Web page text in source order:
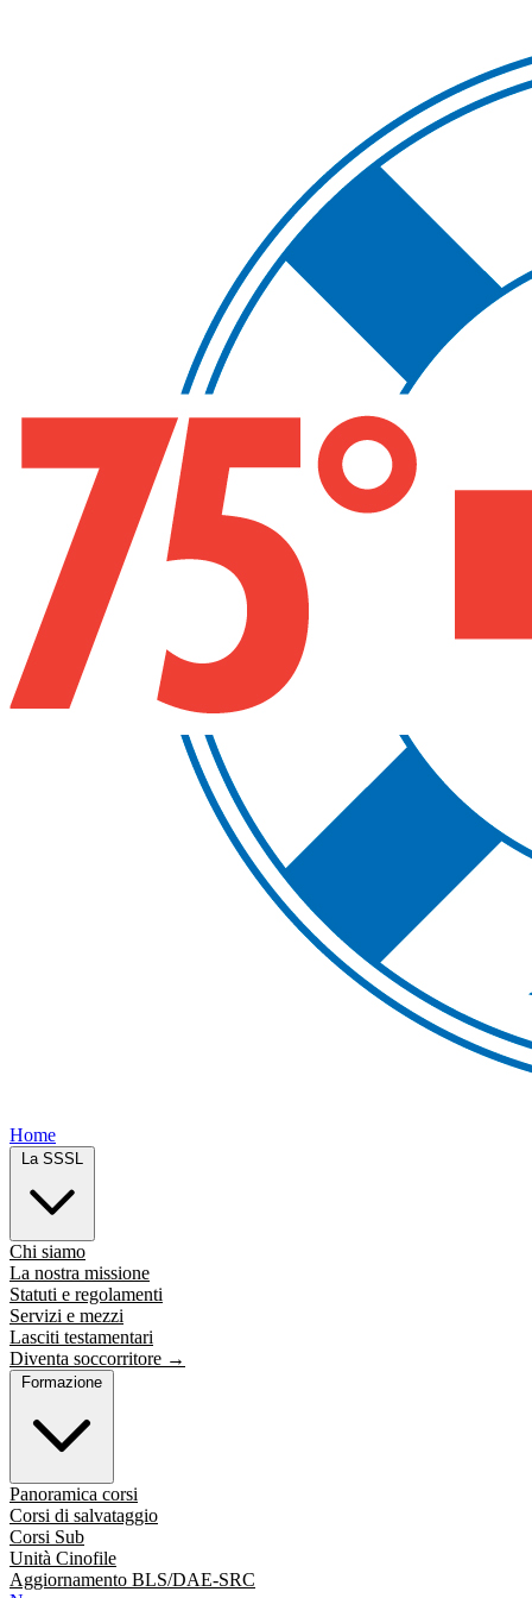
Home
La SSSL
Chi siamo
La nostra missione
Statuti e regolamenti
Servizi e mezzi
Lasciti testamentari
Diventa soccorritore →
Formazione
Panoramica corsi
Corsi di salvataggio
Corsi Sub
Unità Cinofile
Aggiornamento BLS/DAE-SRC